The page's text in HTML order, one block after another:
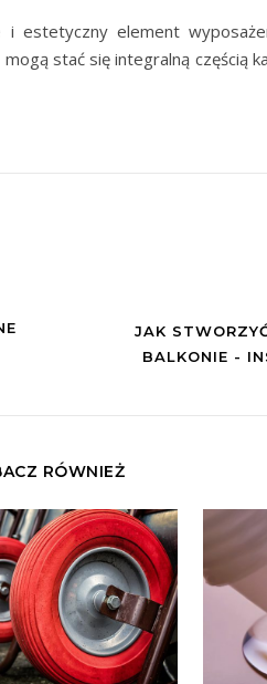
element
stać się integralną częścią
JAK
BALKONIE -
RÓWNIEŻ